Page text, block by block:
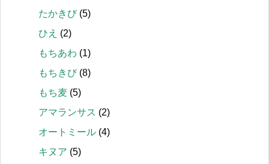
たかきび(5)
ひえ (2)
もちあわ (1)
もちきび(8)
もち麦 (5)
アマランサス (2)
オートミール (4)
キヌア (5)